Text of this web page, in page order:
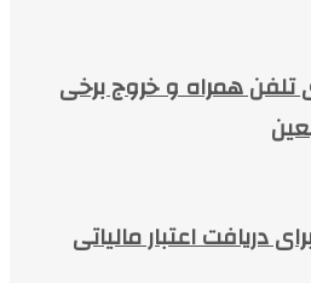
همراه و خروج برخی
دریافت اعتبار مالیاتی